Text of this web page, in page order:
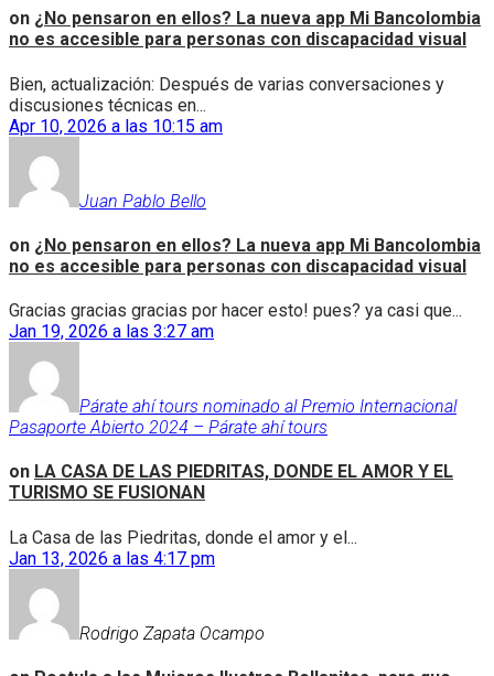
on ¿No pensaron en ellos? La nueva app Mi Bancolombia
no es accesible para personas con discapacidad visual
Bien, actualización: Después de varias conversaciones y
discusiones técnicas en...
Apr 10, 2026 a las 10:15 am
Juan Pablo Bello
on ¿No pensaron en ellos? La nueva app Mi Bancolombia
no es accesible para personas con discapacidad visual
Gracias gracias gracias por hacer esto! pues? ya casi que...
Jan 19, 2026 a las 3:27 am
Párate ahí tours nominado al Premio Internacional
Pasaporte Abierto 2024 – Párate ahí tours
on LA CASA DE LAS PIEDRITAS, DONDE EL AMOR Y EL
TURISMO SE FUSIONAN
La Casa de las Piedritas, donde el amor y el...
Jan 13, 2026 a las 4:17 pm
Rodrigo Zapata Ocampo